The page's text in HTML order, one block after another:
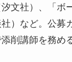
文社）、「ボ
）など。公募
削講師を務め